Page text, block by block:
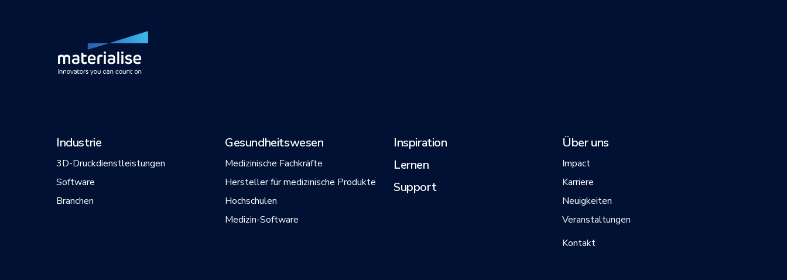
Industrie
3D-Druckdienstleistungen
Software
Branchen
Gesundheitswesen
Medizinische Fachkräfte
Hersteller für medizinische Produkte
Hochschulen
Medizin-Software
Inspiration
Lernen
Support
Über uns
Impact
Karriere
Neuigkeiten
Veranstaltungen
Kontakt